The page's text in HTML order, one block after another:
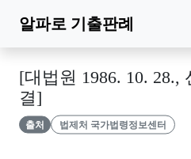
알파로 기출판례
[대법원 1986. 10. 28.,
결]
출처 법제처 국가법령정보센터